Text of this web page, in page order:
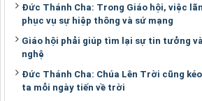
Đức Thánh Cha: Trong Giáo hội, việc
phục vụ sự hiệp thông và sứ mạng
Giáo hội phải giúp tìm lại sự tin tưởng
nghệ
Đức Thánh Cha: Chúa Lên Trời cũng
ta mỗi ngày tiến về trời